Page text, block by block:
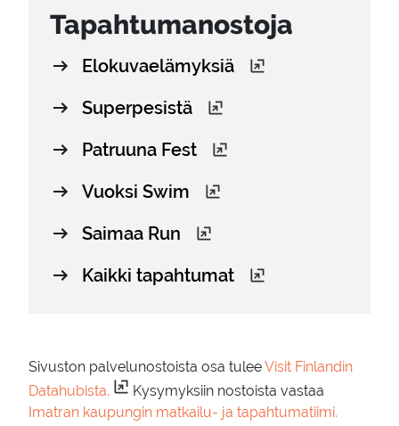
Ta­pah­tu­ma­nos­to­ja
Elokuvaelämyksiä
Superpesistä
Patruuna Fest
Vuoksi Swim
Saimaa Run
Kaikki tapahtumat
Sivuston palvelunostoista osa tuleeVisit Finlandin
Datahubista.
Kysymyksiin nostoista vastaa
Imatran kaupungin matkailu- ja tapahtumatiimi.